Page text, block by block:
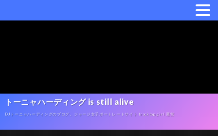
トーニャハーディング is still alive
DJトーニャハーディングのブログ。ジャージ女子ポートレートサイト tracktop girl 運営